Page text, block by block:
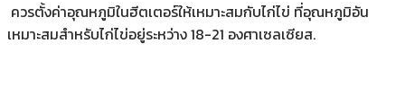
ควรตั้งค่าอุณหภูมิในฮีตเตอร์ให้เหมาะสมกับไก่ไข่ ที่อุณหภูมิอัน
เหมาะสมสำหรับไก่ไข่อยู่ระหว่าง 18-21 องศาเซลเซียส.